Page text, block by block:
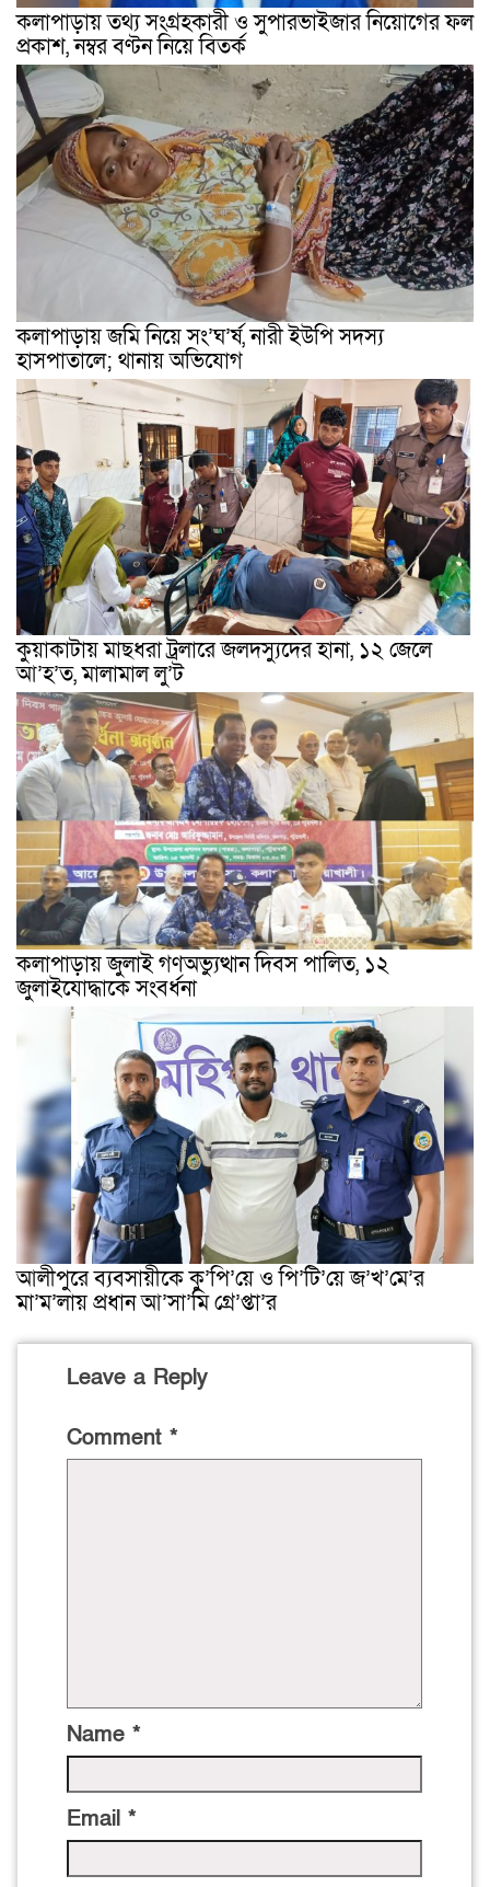
কলাপাড়ায় তথ্য সংগ্রহকারী ও সুপারভাইজার নিয়োগের ফল
প্রকাশ, নম্বর বণ্টন নিয়ে বিতর্ক
কলাপাড়ায় জমি নিয়ে সং’ঘ’র্ষ, নারী ইউপি সদস্য
হাসপাতালে; থানায় অভিযোগ
কুয়াকাটায় মাছধরা ট্রলারে জলদস্যুদের হানা, ১২ জেলে
আ’হ’ত, মালামাল লু’ট
কলাপাড়ায় জুলাই গণঅভ্যুত্থান দিবস পালিত, ১২
জুলাইযোদ্ধাকে সংবর্ধনা
আলীপুরে ব্যবসায়ীকে কু’পি’য়ে ও পি’টি’য়ে জ’খ’মে’র
মা’ম’লায় প্রধান আ’সা’মি গ্রে’প্তা’র
Leave a Reply
Comment *
Name *
Email *